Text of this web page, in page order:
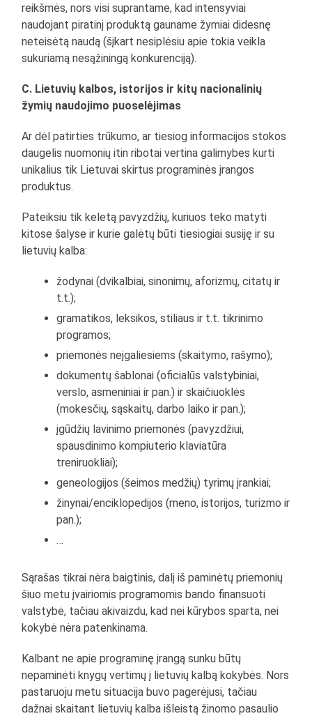
reikšmės, nors visi suprantame, kad intensyviai
naudojant piratinį produktą gauname žymiai didesnę
neteisėtą naudą (šįkart nesiplėsiu apie tokia veikla
sukuriamą nesąžiningą konkurenciją).
C. Lietuvių kalbos, istorijos ir kitų nacionalinių
žymių naudojimo puoselėjimas
Ar dėl patirties trūkumo, ar tiesiog informacijos stokos
daugelis nuomonių itin ribotai vertina galimybes kurti
unikalius tik Lietuvai skirtus programinės įrangos
produktus.
Pateiksiu tik keletą pavyzdžių, kuriuos teko matyti
kitose šalyse ir kurie galėtų būti tiesiogiai susiję ir su
lietuvių kalba:
žodynai (dvikalbiai, sinonimų, aforizmų, citatų ir
t.t.);
gramatikos, leksikos, stiliaus ir t.t. tikrinimo
programos;
priemonės neįgaliesiems (skaitymo, rašymo);
dokumentų šablonai (oficialūs valstybiniai,
verslo, asmeniniai ir pan.) ir skaičiuoklės
(mokesčių, sąskaitų, darbo laiko ir pan.);
įgūdžių lavinimo priemonės (pavyzdžiui,
spausdinimo kompiuterio klaviatūra
treniruokliai);
geneologijos (šeimos medžių) tyrimų įrankiai;
žinynai/enciklopedijos (meno, istorijos, turizmo ir
pan.);
…
Sąrašas tikrai nėra baigtinis, dalį iš paminėtų priemonių
šiuo metu įvairiomis programomis bando finansuoti
valstybė, tačiau akivaizdu, kad nei kūrybos sparta, nei
kokybė nėra patenkinama.
Kalbant ne apie programinę įrangą sunku būtų
nepaminėti knygų vertimų į lietuvių kalbą kokybės. Nors
pastaruoju metu situacija buvo pagerėjusi, tačiau
dažnai skaitant lietuvių kalba išleistą žinomo pasaulio